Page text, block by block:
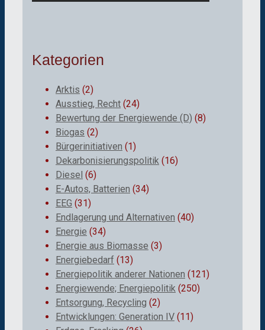
Kategorien
Arktis (2)
Ausstieg, Recht (24)
Bewertung der Energiewende (D) (8)
Biogas (2)
Bürgerinitiativen (1)
Dekarbonisierungspolitik (16)
Diesel (6)
E-Autos, Batterien (34)
EEG (31)
Endlagerung und Alternativen (40)
Energie (34)
Energie aus Biomasse (3)
Energiebedarf (13)
Energiepolitik anderer Nationen (121)
Energiewende; Energiepolitik (250)
Entsorgung, Recycling (2)
Entwicklungen: Generation IV (11)